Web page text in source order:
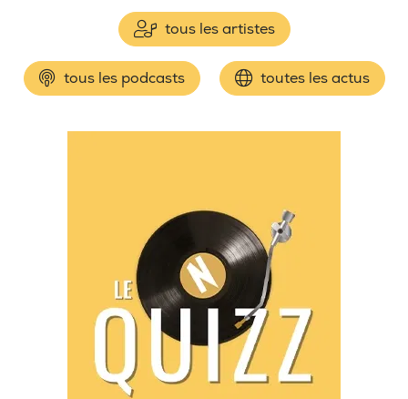
tous les artistes
tous les podcasts toutes les actus